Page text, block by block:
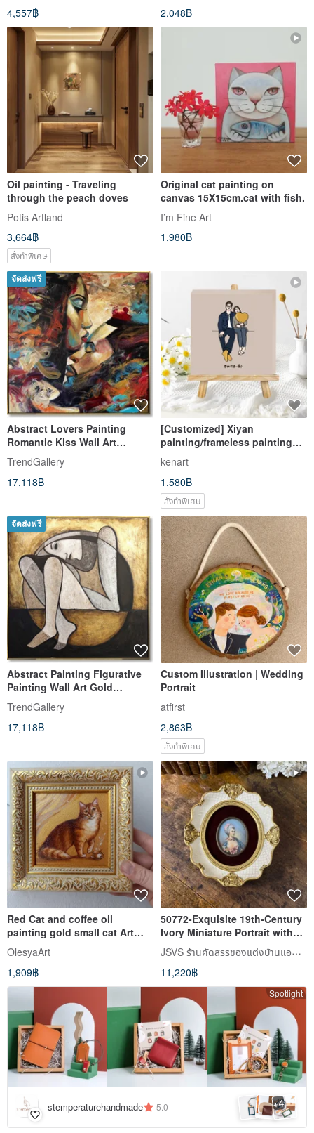
4,557฿
2,048฿
Oil painting - Traveling
through the peach doves
Potis Artland
3,664฿
สั่งทำพิเศษ
Original cat painting on
canvas 15X15cm.cat with fish.
I’m Fine Art
1,980฿
จัดส่งฟรี
Abstract Lovers Painting
Romantic Kiss Wall Art
Figurative Colorful Artwork
TrendGallery
17,118฿
[Customized] Xiyan
painting/frameless painting
comes with a small
easel/custom hanging
painting
kenart
1,580฿
สั่งทำพิเศษ
จัดส่งฟรี
Abstract Painting Figurative
Painting Wall Art Gold
Painting Modern Wall Art
TrendGallery
17,118฿
Custom Illustration | Wedding
Portrait
atfirst
2,863฿
สั่งทำพิเศษ
Red Cat and coffee oil
painting gold small cat Art
10*10 cm
OlesyaArt
1,909฿
50772-Exquisite 19th-Century
Ivory Miniature Portrait with
signature
JSVS ร้านคัดสรรของแต่งบ้านแอนทีค
11,220฿
Spotlight
stemperaturehandmade 5.0 +4